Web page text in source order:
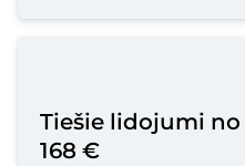
Tiešie lidojumi no
168 €